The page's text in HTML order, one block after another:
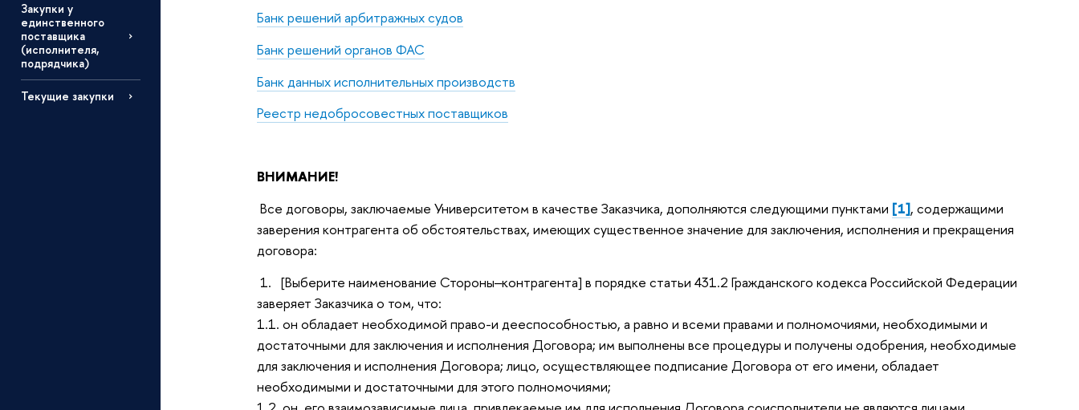
Закупки у
единственного
поставщика
(исполнителя,
подрядчика)
Текущие закупки
Банк решений арбитражных судов
Банк решений органов ФАС
Банк данных исполнительных производств
Реестр недобросовестных поставщиков
ВНИМАНИЕ!
Все договоры, заключаемые Университетом в качестве Заказчика, дополняются следующими пунктами [1], содержащими
заверения контрагента об обстоятельствах, имеющих существенное значение для заключения, исполнения и прекращения
договора:
1. [Выберите наименование Стороны‒контрагента] в порядке статьи 431.2 Гражданского кодекса Российской Федерации
заверяет Заказчика о том, что:
1.1. он обладает необходимой право-и дееспособностью, а равно и всеми правами и полномочиями, необходимыми и
достаточными для заключения и исполнения Договора; им выполнены все процедуры и получены одобрения, необходимые
для заключения и исполнения Договора; лицо, осуществляющее подписание Договора от его имени, обладает
необходимыми и достаточными для этого полномочиями;